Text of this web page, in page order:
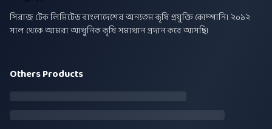
সিরাজ টেক লিমিটেড বাংলাদেশের অন্যতম কৃষি প্রযুক্তি কোম্পানি। ২০১২
সাল থেকে আমরা আধুনিক কৃষি সমাধান প্রদান করে আসছি।
Others Products